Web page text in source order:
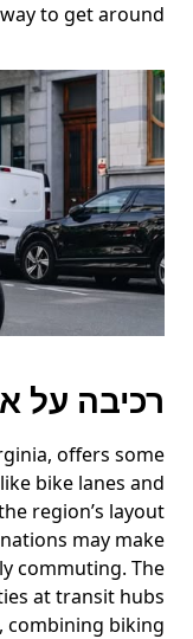
to get around.
רכיבה על
offers some
bike lanes and
region’s layout
may make
commuting. The
at transit hubs
combining biking